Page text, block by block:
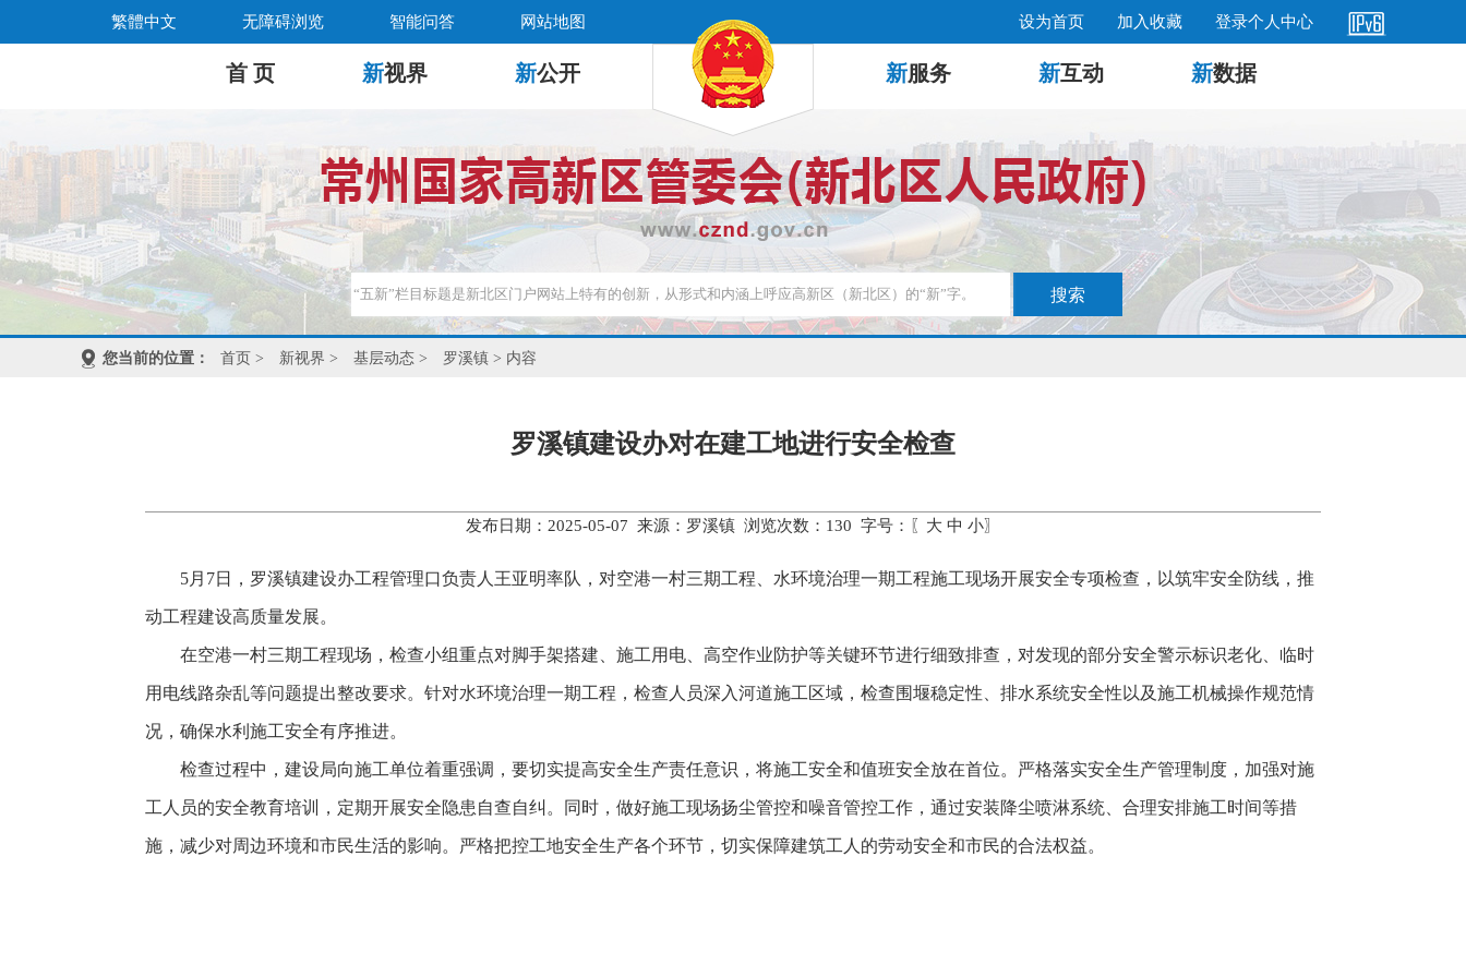
繁體中文 无障碍浏览 智能问答 网站地图 设为首页 加入收藏 登录个人中心
首 页 新视界 新公开 新服务 新互动 新数据
您当前的位置： 首页 > 新视界 > 基层动态 > 罗溪镇 > 内容
罗溪镇建设办对在建工地进行安全检查
发布日期：2025-05-07 来源：罗溪镇 浏览次数： 130 字号：〖 大 中 小〗
5月7日，罗溪镇建设办工程管理口负责人王亚明率队，对空港一村三期工程、水环境治理一期工程施工现场开展安全专项检查，以筑牢安全防线，推
动工程建设高质量发展。
在空港一村三期工程现场，检查小组重点对脚手架搭建、施工用电、高空作业防护等关键环节进行细致排查，对发现的部分安全警示标识老化、临时
用电线路杂乱等问题提出整改要求。针对水环境治理一期工程，检查人员深入河道施工区域，检查围堰稳定性、排水系统安全性以及施工机械操作规范情
况，确保水利施工安全有序推进。
检查过程中，建设局向施工单位着重强调，要切实提高安全生产责任意识，将施工安全和值班安全放在首位。严格落实安全生产管理制度，加强对施
工人员的安全教育培训，定期开展安全隐患自查自纠。同时，做好施工现场扬尘管控和噪音管控工作，通过安装降尘喷淋系统、合理安排施工时间等措
施，减少对周边环境和市民生活的影响。严格把控工地安全生产各个环节，切实保障建筑工人的劳动安全和市民的合法权益。